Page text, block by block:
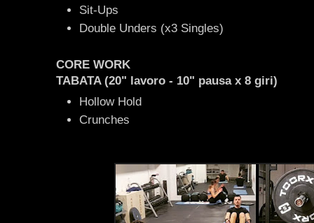
Sit-Ups
Double Unders (x3 Singles)
CORE WORK
TABATA (20" lavoro - 10" pausa x 8 giri)
Hollow Hold
Crunches